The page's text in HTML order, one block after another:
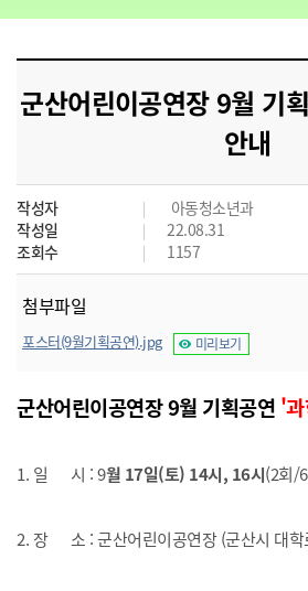
시
청
군산어린이공연장 9월 기
안내
작성자
아동청소년과
작성일
22.08.31
조회수
1157
첨부파일
포스터(9월기획공연).jpg 미리보기
군산어린이공연장 9월 기획공연 '
1. 일 시 : 9월 17일(토) 14시, 16시(2회/
2. 장 소 : 군산어린이공연장 (군산시 대학